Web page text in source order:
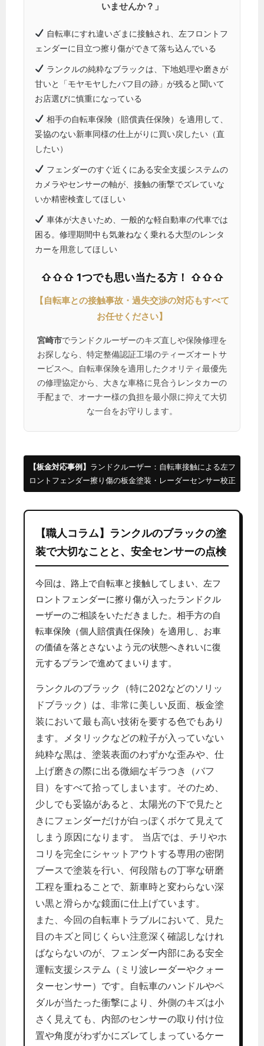
いませんか？」
自転車にすれ違いざまに接触され、左フロントフ
ェンダーに目立つ擦り傷ができて落ち込んでいる
ランクルの純粋なブラックは、下地処理や磨きが
甘いと「モヤモヤしたバフ目の跡」が残ると聞いて
お店選びに慎重になっている
相手の自転車保険（賠償責任保険）を適用して、
妥協のない新車同様の仕上がりに買い戻したい（直
したい）
フェンダーのすぐ近くにある安全支援システムの
カメラやセンサーの軸が、接触の衝撃でズレていな
いか精密検査してほしい
車体が大きいため、一般的な軽自動車の代車では
困る。修理期間中も気兼ねなく乗れる大型のレンタ
カーを用意してほしい
⇧⇧⇧ 1つでも思い当たる方！ ⇧⇧⇧
【自転車との接触事故・過失交渉の対応もすべて
お任せください】
宮崎市でランドクルーザーのキズ直しや保険修理を
お探しなら、特定整備認証工場のティーズオートサ
ービスへ。自転車保険を適用したクオリティ最優先
の修理協定から、大きな車格に見合うレンタカーの
手配まで、オーナー様の負担を最小限に抑えて大切
な一台をお守りします。
【板金対応事例】 ランドクルーザー：自転車接触による左フ
ロントフェンダー擦り傷の板金塗装・レーダーセンサー校正
【職人コラム】ランクルのブラックの塗
装で大切なことと、安全センサーの点検
今回は、路上で自転車と接触してしまい、左フ
ロントフェンダーに擦り傷が入ったランドクル
ーザーのご相談をいただきました。相手方の自
転車保険（個人賠償責任保険）を適用し、お車
の価値を落とさないよう元の状態へきれいに復
元するプランで進めてまいります。
ランクルのブラック（特に202などのソリッ
ドブラック）は、非常に美しい反面、板金塗
装において最も高い技術を要する色でもあり
ます。メタリックなどの粒子が入っていない
純粋な黒は、塗装表面のわずかな歪みや、仕
上げ磨きの際に出る微細なギラつき（バフ
目）をすべて拾ってしまいます。そのため、
少しでも妥協があると、太陽光の下で見たと
きにフェンダーだけが白っぽくボケて見えて
しまう原因になります。 当店では、チリやホ
コリを完全にシャットアウトする専用の密閉
ブースで塗装を行い、何段階もの丁寧な研磨
工程を重ねることで、新車時と変わらない深
い黒と滑らかな鏡面に仕上げています。
また、今回の自転車トラブルにおいて、見た
目のキズと同じくらい注意深く確認しなけれ
ばならないのが、フェンダー内部にある安全
運転支援システム（ミリ波レーダーやクォー
ターセンサー）です。自転車のハンドルやペ
ダルが当たった衝撃により、外側のキズは小
さく見えても、内部のセンサーの取り付け位
置や角度がわずかにズレてしまっているケー